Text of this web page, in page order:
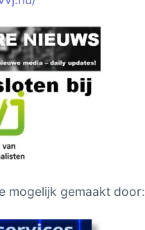
mogelijk gemaakt door: